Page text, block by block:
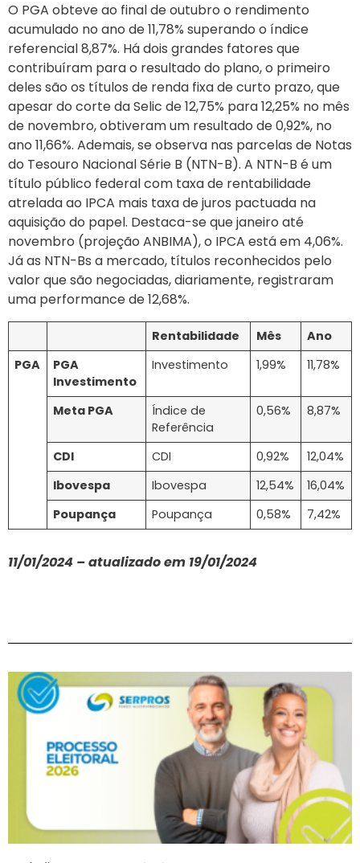
O PGA obteve ao final de outubro o rendimento
acumulado no ano de 11,78% superando o índice
referencial 8,87%. Há dois grandes fatores que
contribuíram para o resultado do plano, o primeiro
deles são os títulos de renda fixa de curto prazo, que
apesar do corte da Selic de 12,75% para 12,25% no mês
de novembro, obtiveram um resultado de 0,92%, no
ano 11,66%. Ademais, se observa nas parcelas de Notas
do Tesouro Nacional Série B (NTN-B). A NTN-B é um
título público federal com taxa de rentabilidade
atrelada ao IPCA mais taxa de juros pactuada na
aquisição do papel. Destaca-se que janeiro até
novembro (projeção ANBIMA), o IPCA está em 4,06%.
Já as NTN-Bs a mercado, títulos reconhecidos pelo
valor que são negociadas, diariamente, registraram
uma performance de 12,68%.
Rentabilidade Mês
Ano
PGA
PGA
Investimento
Investimento 1,99% 11,78%
Meta PGA
Índice de
Referência
0,56% 8,87%
CDI CDI 0,92%
12,04%
Ibovespa
Ibovespa 12,54%
16,04%
Poupança
Poupança 0,58% 7,42%
11/01/2024 – atualizado em 19/01/2024